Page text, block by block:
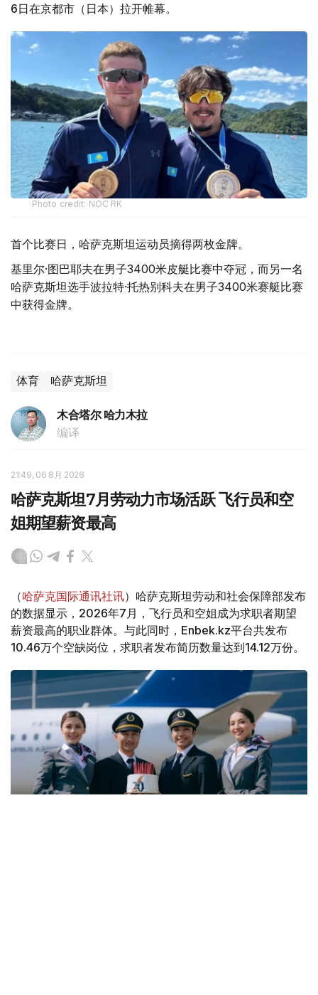
6日在京都市（日本）拉开帷幕。
Photo credit: NOC RK
首个比赛日，哈萨克斯坦运动员摘得两枚金牌。
基里尔·图巴耶夫在男子3400米皮艇比赛中夺冠，而另一名
哈萨克斯坦选手波拉特·托热别科夫在男子3400米赛艇比赛
中获得金牌。
体育 哈萨克斯坦
木合塔尔 哈力木拉
编译
21:49, 06 8月 2026
哈萨克斯坦7月劳动力市场活跃 飞行员和空
姐期望薪资最高
（哈萨克国际通讯社讯）哈萨克斯坦劳动和社会保障部发布
的数据显示，2026年7月，飞行员和空姐成为求职者期望
薪资最高的职业群体。与此同时，Enbek.kz平台共发布
10.46万个空缺岗位，求职者发布简历数量达到14.12万份。